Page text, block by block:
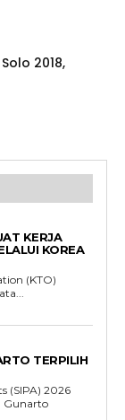
2018,
KERJA
KOREA
(KTO)
TERPILIH
(SIPA) 2026
Gunarto